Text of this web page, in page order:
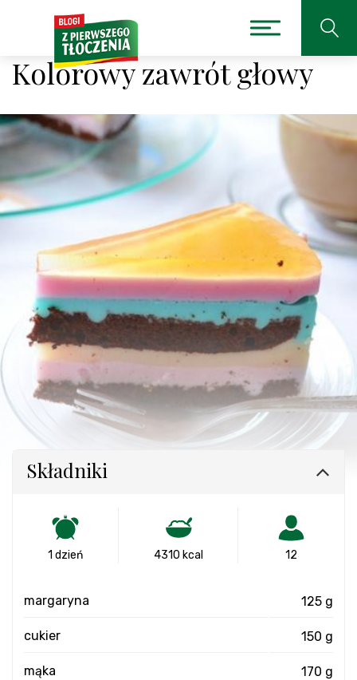
Kolorowy zawrót głowy
Składniki
1 dzień 4310 kcal 12
margaryna 125 g
cukier 150 g
mąka 170 g